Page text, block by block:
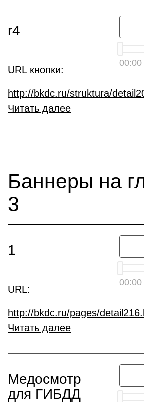
00:00
r4
URL кнопки:
http://bkdc.ru/struktura/
Читать далее
Баннеры на
3
00:00
1
URL:
http://bkdc.ru/pages/
Читать далее
Медосмотр
для ГИБДД